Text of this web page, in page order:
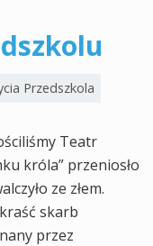
Przedszkola
Teatr
króla” przeniosło
ze złem.
skarb
przez